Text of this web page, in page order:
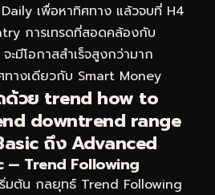
เพื่อหาทิศทาง แล้วจบที่ H4
การเทรดที่สอดคล้องกับ
มีโอกาสสำเร็จสูงกว่ามาก
ทางเดียวกับ Smart Money
ด้วย trend how to
downtrend range
ถึง Advanced
— Trend Following
ริ่มต้น กลยุทธ์ Trend Following